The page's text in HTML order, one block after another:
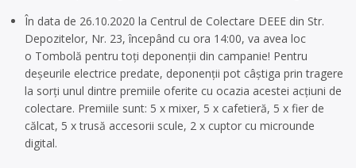
În data de 26.10.2020 la Centrul de Colectare DEEE din Str.
Depozitelor, Nr. 23, începând cu ora 14:00, va avea loc
o Tombolă pentru toți deponenții din campanie! Pentru
deșeurile electrice predate, deponenții pot câștiga prin tragere
la sorți unul dintre premiile oferite cu ocazia acestei acțiuni de
colectare. Premiile sunt: 5 x mixer, 5 x cafetieră, 5 x fier de
călcat, 5 x trusă accesorii scule, 2 x cuptor cu microunde
digital.